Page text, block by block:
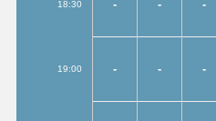
18:30 - - -
19:00 - - -